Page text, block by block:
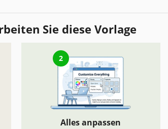
Sie diese Vorlage
2
Alles anpassen